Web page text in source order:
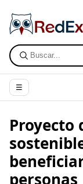
☰
Proyecto
personas